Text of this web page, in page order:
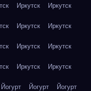
Иркутск Иркутск
Иркутск Иркутск
Иркутск Иркутск
Иркутск Иркутск
Йогурт Йогурт Йогурт